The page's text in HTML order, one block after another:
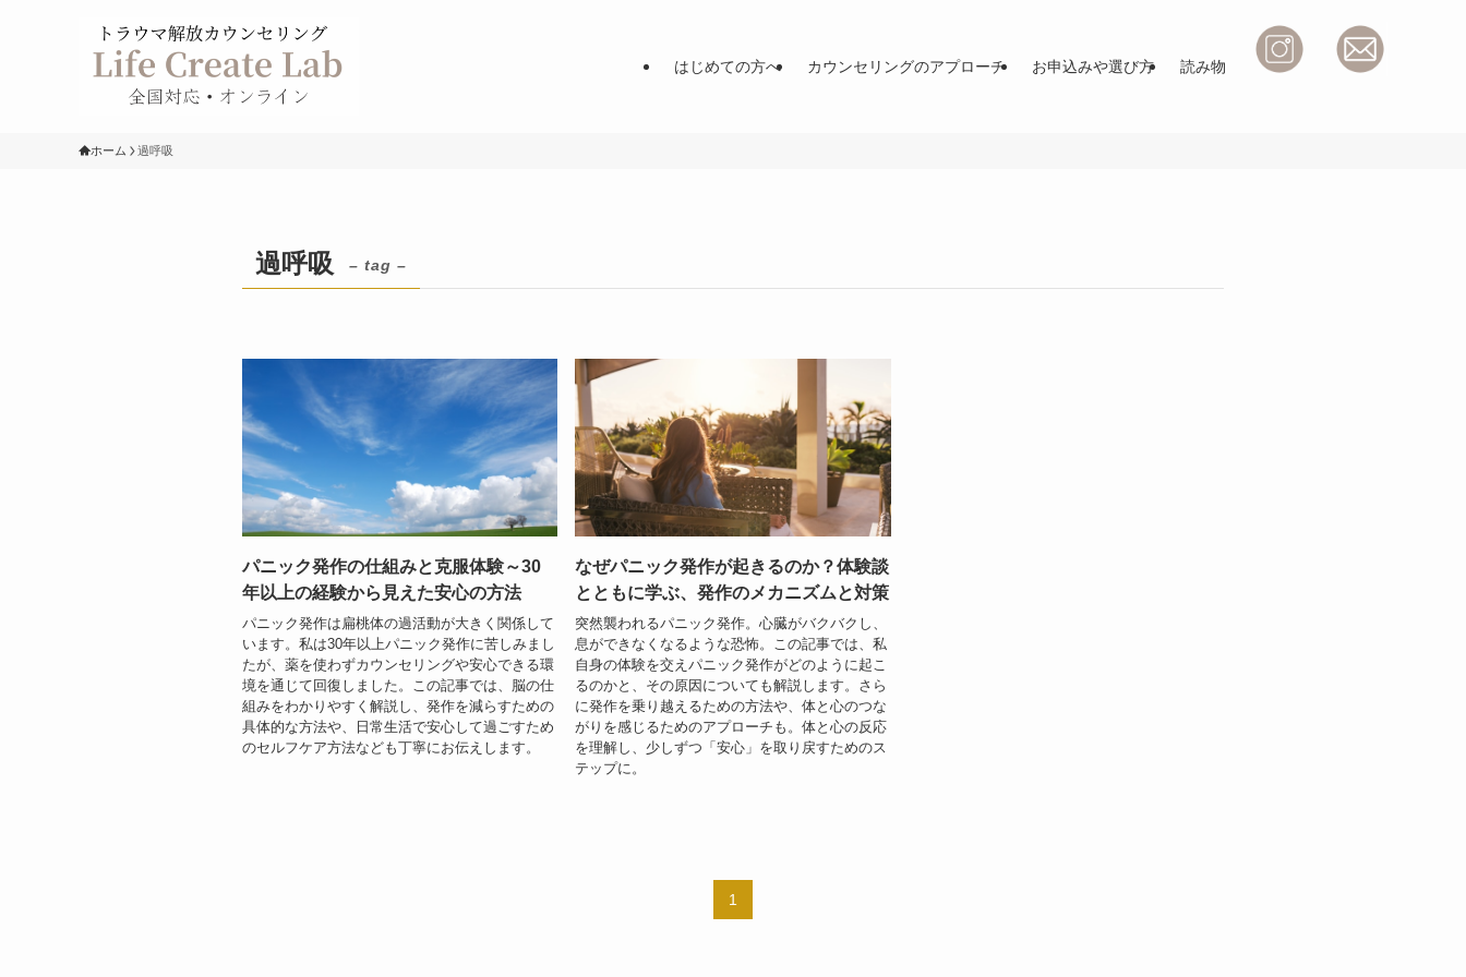
はじめての方へ カウンセリングのアプローチ お申込みや選び方 読み物
ホーム 過呼吸
過呼吸 – tag –
パニック発作の仕組みと克服体験～30
年以上の経験から見えた安心の方法
パニック発作は扁桃体の過活動が大きく関係して
います。私は30年以上パニック発作に苦しみまし
たが、薬を使わずカウンセリングや安心できる環
境を通じて回復しました。この記事では、脳の仕
組みをわかりやすく解説し、発作を減らすための
具体的な方法や、日常生活で安心して過ごすため
のセルフケア方法なども丁寧にお伝えします。
なぜパニック発作が起きるのか？体験談
とともに学ぶ、発作のメカニズムと対策
突然襲われるパニック発作。心臓がバクバクし、
息ができなくなるような恐怖。この記事では、私
自身の体験を交えパニック発作がどのように起こ
るのかと、その原因についても解説します。さら
に発作を乗り越えるための方法や、体と心のつな
がりを感じるためのアプローチも。体と心の反応
を理解し、少しずつ「安心」を取り戻すためのス
テップに。
1